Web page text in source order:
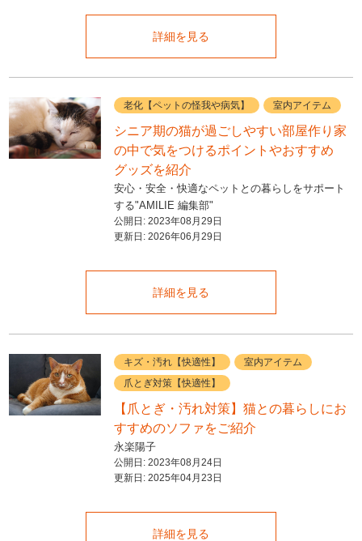
詳細を見る
老化【ペットの怪我や病気】 室内アイテム
シニア期の猫が過ごしやすい部屋作り家
の中で気をつけるポイントやおすすめ
グッズを紹介
安心・安全・快適なペットとの暮らしをサポート
する"AMILIE 編集部"
公開日: 2023年08月29日
更新日: 2026年06月29日
詳細を見る
キズ・汚れ【快適性】
室内アイテム
爪とぎ対策【快適性】
【爪とぎ・汚れ対策】猫との暮らしにお
すすめのソファをご紹介
永楽陽子
公開日: 2023年08月24日
更新日: 2025年04月23日
詳細を見る